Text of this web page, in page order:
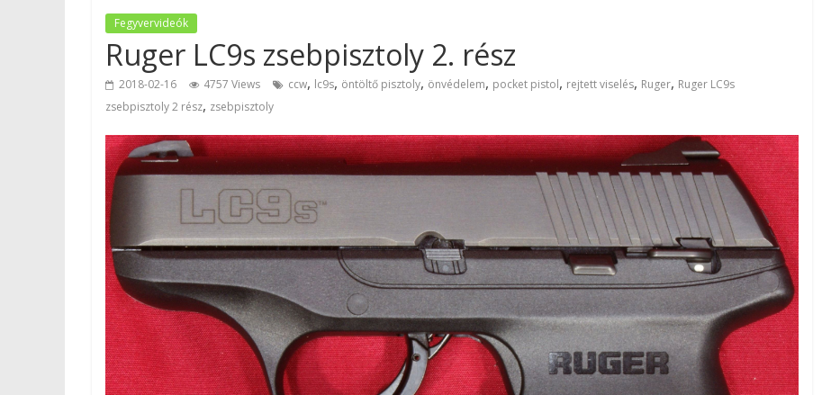
Fegyvervideók
Ruger LC9s zsebpisztoly 2. rész
2018-02-16 4757 Views ccw, lc9s, öntöltő pisztoly, önvédelem, pocket pistol, rejtett viselés, Ruger, Ruger LC9s
zsebpisztoly 2 rész, zsebpisztoly